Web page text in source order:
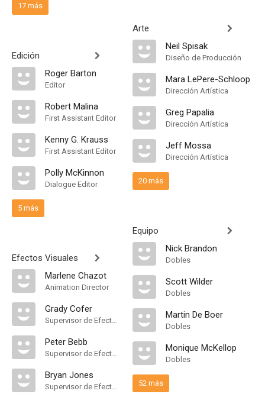
17 más
Edición
Roger Barton
Editor
Robert Malina
First Assistant Editor
Kenny G. Krauss
First Assistant Editor
Polly McKinnon
Dialogue Editor
5 más
Efectos Visuales
Marlene Chazot
Animation Director
Grady Cofer
Supervisor de Efectos Visuales
Peter Bebb
Supervisor de Efectos Visuales
Bryan Jones
Supervisor de Efectos Visuales
Arte
Neil Spisak
Diseño de Producción
Mara LePere-Schloop
Dirección Artística
Greg Papalia
Dirección Artística
Jeff Mossa
Dirección Artística
20 más
Equipo
Nick Brandon
Dobles
Scott Wilder
Dobles
Martin De Boer
Dobles
Monique McKellop
Dobles
52 más